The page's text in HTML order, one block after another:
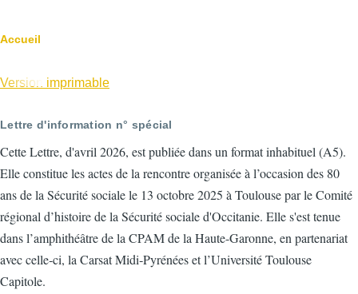
Fil
d'Ariane
Accueil
Version imprimable
Lettre d'information n° spécial
Cette Lettre, d'avril 2026, est publiée dans un format inhabituel (A5).
Elle constitue les actes de la rencontre organisée à l’occasion des 80
ans de la Sécurité sociale le 13 octobre 2025 à Toulouse par le Comité
régional d’histoire de la Sécurité sociale d'Occitanie. Elle s'est tenue
dans l’amphithéâtre de la CPAM de la Haute-Garonne, en partenariat
avec celle‑ci, la Carsat Midi‑Pyrénées et l’Université Toulouse
Capitole.